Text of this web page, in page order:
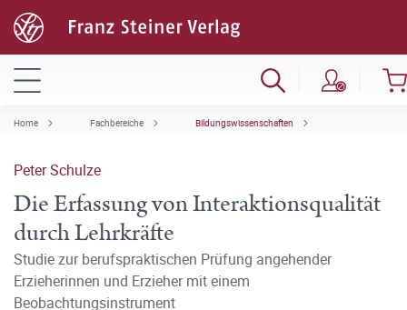
Home Fachbereiche Bildungswissenschaften
Peter Schulze
Die Erfassung von Interaktionsqualität
durch Lehrkräfte
Studie zur berufspraktischen Prüfung angehender
Erzieherinnen und Erzieher mit einem
Beobachtungsinstrument